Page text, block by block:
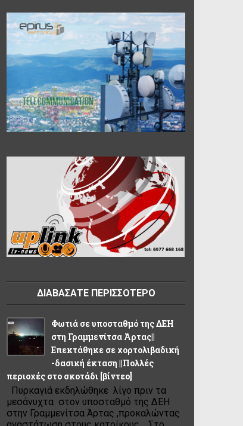
ΔΙΑΒΑΣΑΤΕ ΠΕΡΙΣΣΟΤΕΡΟ
Φωτιά σε υποσταθμό της ΔΕΗ
στη Γραμμενίτσα Άρτας||
Επεκτάθηκε σε χορτολιβαδική
-δασική έκταση ||Πολλές
περιοχές στο σκοτάδι [βίντεο]
Πυρκαγιά εκδηλώθηκε λίγο πριν τα
μεσάνυχτα στον υποσταθμό της ΔΕΗ
στην Γραμμενίτσα Άρτας ,προκαλώντας